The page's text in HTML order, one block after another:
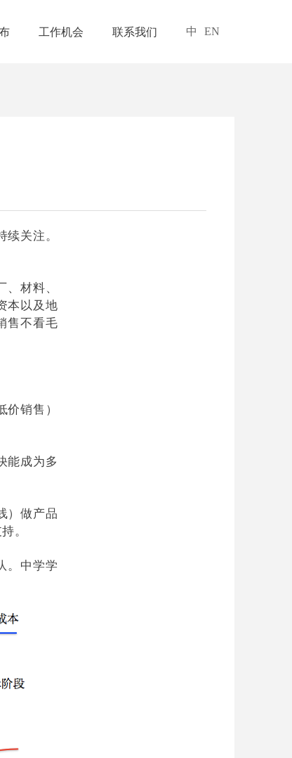
工作机会 联系我们 中 EN
关注。
材料、
本以及地
售不看毛
销售）
能成为多
）做产品
。
。中学学